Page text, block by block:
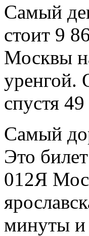
Самый
стоит 9
Москвы
уренгой.
спустя
Самый
Это
012Я
минуты и